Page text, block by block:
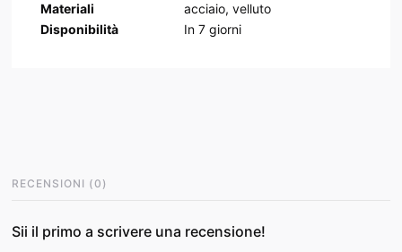
Materiali
acciaio, velluto
Disponibilità
In 7giorni
RECENSIONI (0 )
Sii il primo a scrivere una recensione!